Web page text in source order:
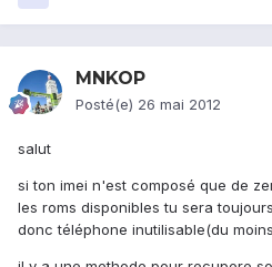
MNKOP
Posté(e) 26 mai 2012
salut
si ton imei n'est composé que de
les roms disponibles tu sera
donc téléphone inutilisable(du